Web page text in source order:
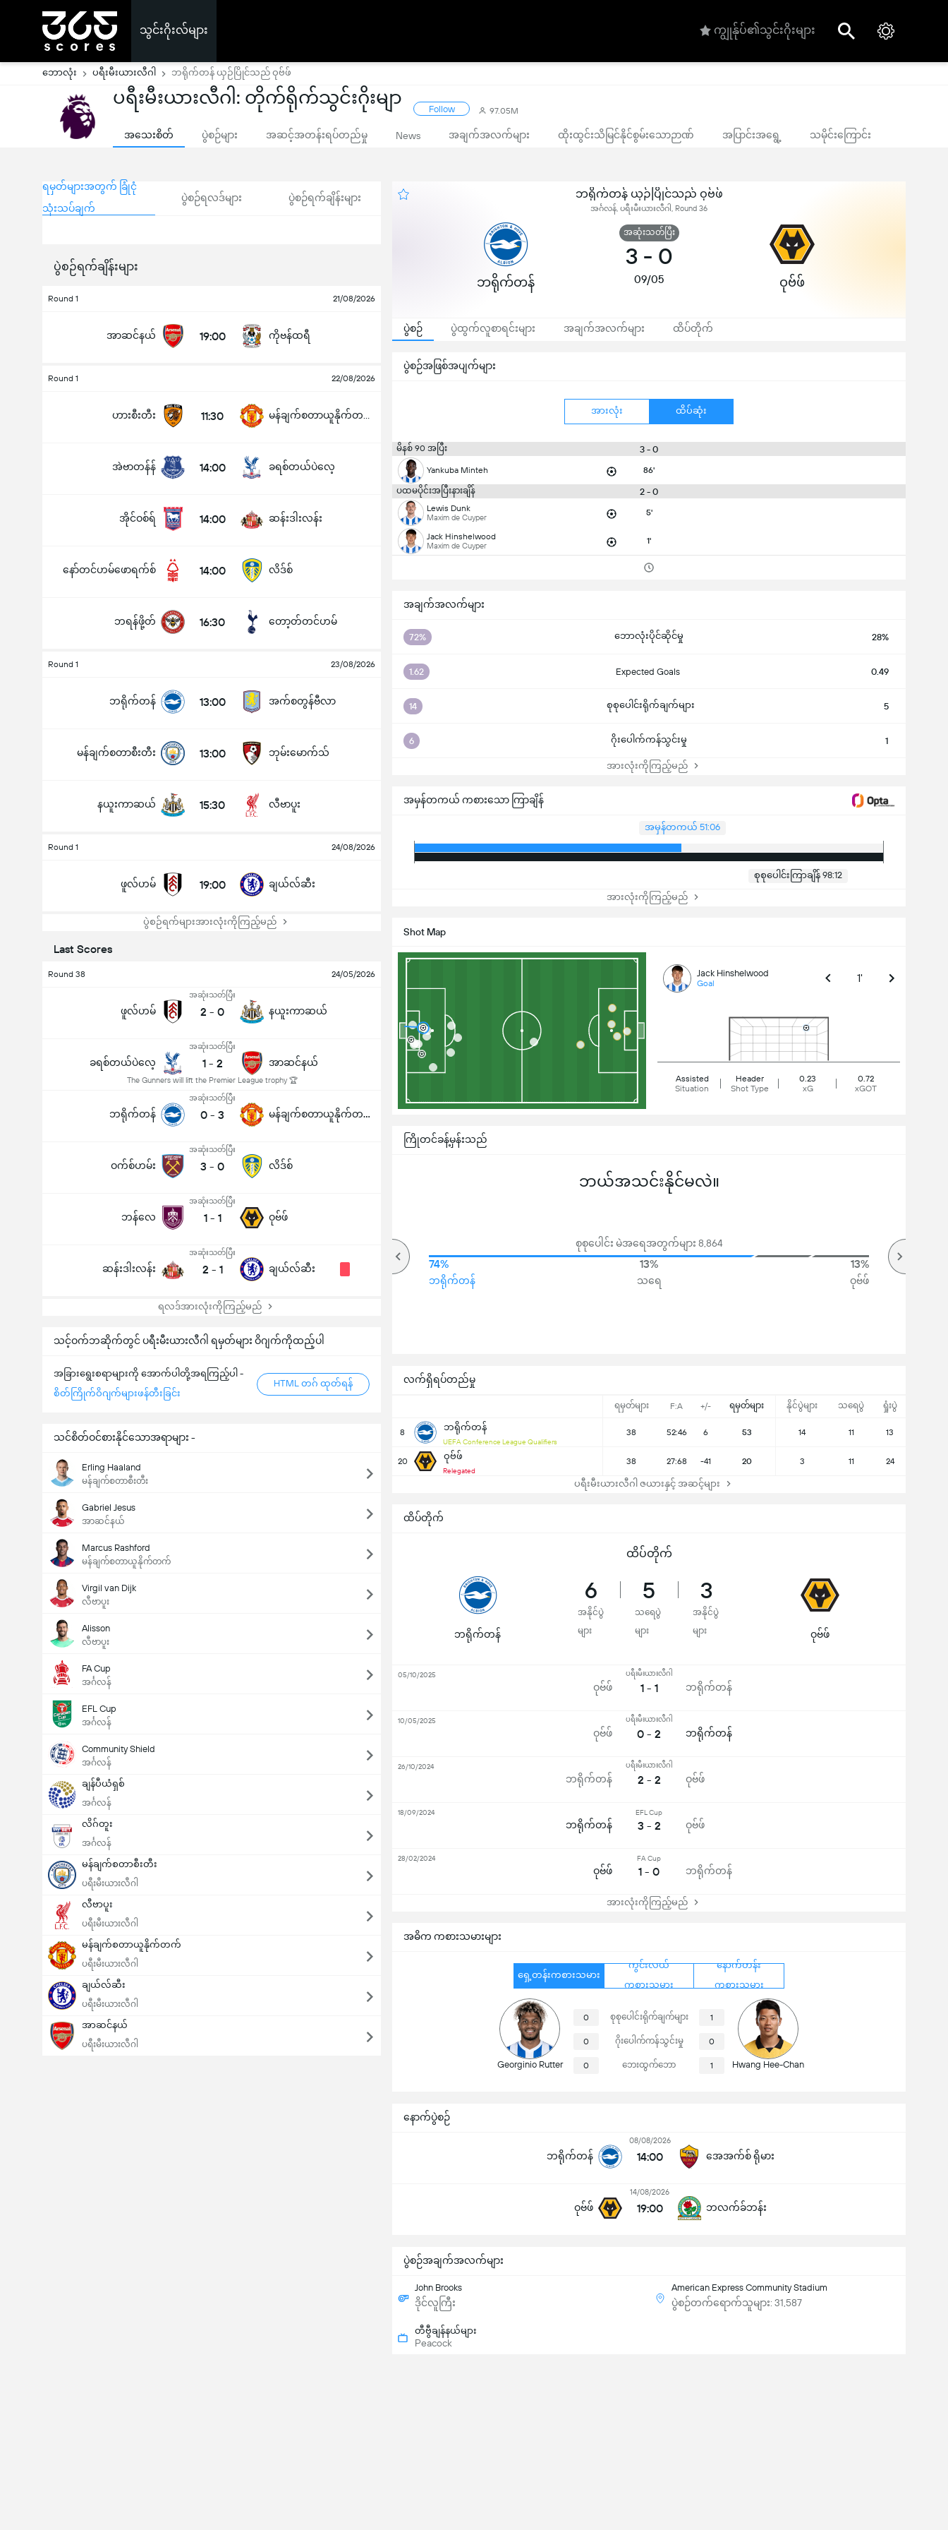
သွင်းဂိုးလ်များ ကျွုန်ုပ်၏သွင်းဂိုးများ
ဘောလုံး ပရီးမီးယားလီဂါ ဘရိုက်တန် ယှဉ်ပြိုင်သည် ဝုဗ်ဖ်
ပရီးမီးယားလီဂါ: တိုက်ရိုက်သွင်းဂိုးမျာ
Follow 97.05M
အသေးစိတ် ပွဲစဉ်များ အဆင့်အတန်းရပ်တည်မှု News အချက်အလက်များ ထိုးထွင်းသိမြင်နိုင်စွမ်းသောဉာဏ် အပြာင်းအရွေ့ သမိုင်းကြောင်း
ရမှတ်များအတွက် ခြုံငုံ
သုံးသပ်ချက်
ပွဲစဉ်ရလဒ်များ ပွဲစဉ်ရက်ချိန်းများ
ပွဲစဉ်ရက်ချိန်းများ
Round 1 21/08/2026
အာဆင်နယ် 19:00 ကိုဗန်ထရီ
Round 1 22/08/2026
ဟားစီးတီး 11:30
အဲဗာတန်န် 14:00 ခရစ်တယ်ပဲလေ့
အိုင်ဝစ်ရ် 14:00 ဆန်းဒါးလန်း
နော်တင်ဟမ်ဖောရက်စ် 14:00 လိဒ်စ်
ဘရန်ဖို့တ် 16:30 တော့တ်တင်ဟမ်
Round 1 23/08/2026
ဘရိုက်တန် 13:00 အက်စတွန်ဗီလာ
မန်ချက်စတာစီးတီး 13:00 ဘုမ်းမောက်သ်
နယူးကာဆယ် 15:30 လီဗာပူး
Round 1 24/08/2026
ဖူလ်ဟမ် 19:00 ချယ်လ်ဆီး
ပွဲစဉ်ရက်များအားလုံးကိုကြည့်မည်
Last Scores
Round 38 24/05/2026
ဖူလ်ဟမ်
အဆုံးသတ်ပြီး
2 - 0 နယူးကာဆယ်
ခရစ်တယ်ပဲလေ့
အဆုံးသတ်ပြီး
1 - 2
The Gunners will lift the Premier League trophy 🏆
အာဆင်နယ်
ဘရိုက်တန်
အဆုံးသတ်ပြီး
0 - 3 မန်ချက်စတာယူနိုက်တက်
ဝက်စ်ဟမ်း
အဆုံးသတ်ပြီး
3 - 0 လိဒ်စ်
ဘန်လေ
အဆုံးသတ်ပြီး
1 - 1 ဝုဗ်ဖ်
ဆန်းဒါးလန်း
အဆုံးသတ်ပြီး
2 - 1 ချယ်လ်ဆီး
ရလဒ်အားလုံးကိုကြည့်မည်
သင့်ဝက်ဘဆိုက်တွင် ပရီးမီးယားလီဂါ ရမှတ်များ ဝိဂျက်ကိုထည့်ပါ
အခြားရွေးစရာများကို အောက်ပါတို့အရကြည့်ပါ -
စိတ်ကြိုက်ဝိဂျက်များဖန်တီးခြင်း
HTML တဂ် ထုတ်ရန်
သင်စိတ်ဝင်စားနိုင်သောအရာများ -
Erling Haaland
မန်ချက်စတာစီးတီး
Gabriel Jesus
အာဆင်နယ်
Marcus Rashford
မန်ချက်စတာယူနိုက်တက်
Virgil van Dijk
လီဗာပူး
Alisson
လီဗာပူး
FA Cup
အင်္ဂလန်
EFL Cup
အင်္ဂလန်
Community Shield
အင်္ဂလန်
ချန်ပီယံရှစ်
အင်္ဂလန်
လိဂ်တူး
အင်္ဂလန်
မန်ချက်စတာစီးတီး
ပရီးမီးယားလီဂါ
လီဗာပူး
ပရီးမီးယားလီဂါ
မန်ချက်စတာယူနိုက်တက်
ပရီးမီးယားလီဂါ
ချယ်လ်ဆီး
ပရီးမီးယားလီဂါ
အာဆင်နယ်
ပရီးမီးယားလီဂါ
ဘရိုက်တန် ယှဉ်ပြိုင်သည် ဝုဗ်ဖ်
အင်္ဂလန်, ပရီးမီးယားလီဂါ, Round 36
ဘရိုက်တန်
အဆုံးသတ်ပြီး
3 - 0
09/05 ဝုဗ်ဖ်
ပွဲစဉ် ပွဲထွက်လူစာရင်းများ အချက်အလက်များ ထိပ်တိုက်
ပွဲစဉ်အဖြစ်အပျက်များ
အားလုံး ထိပ်ဆုံး
မိနစ် 90 အပြီး 3 - 0
Yankuba Minteh 86'
ပထမပိုင်းအပြီးနားချိန် 2 - 0
Lewis Dunk
Maxim de Cuyper 5'
Jack Hinshelwood
Maxim de Cuyper 1'
နောက်ပွဲစဉ်
ဘရိုက်တန်
08/08/2026
14:00 အေအက်စ် ရိုမား
ဝုဗ်ဖ်
14/08/2026
19:00 ဘလက်ခ်ဘန်း
အဓိက ကစားသမားများ
ရှေ့တန်းကစားသမား
ကွင်းလယ်
ကစားသမား
နောက်တန်း
ကစားသမား
Georginio Rutter
0 စုစုပေါင်းရိုက်ချက်များ 1
0 ဂိုးပေါက်ကန်သွင်းမှု 0
0 ဘေးထွက်ဘော 1 Hwang Hee-Chan
အချက်အလက်များ
72% ဘောလုံးပိုင်ဆိုင်မှု 28%
1.62 Expected Goals 0.49
14 စုစုပေါင်းရိုက်ချက်များ 5
6 ဂိုးပေါက်ကန်သွင်းမှု 1
အားလုံးကိုကြည့်မည်
အမှန်တကယ် ကစားသော ကြာချိန်
အမှန်တကယ် 51:06
စုစုပေါင်းကြာချိန် 98:12
အားလုံးကိုကြည့်မည်
Shot Map
Jack Hinshelwood
Goal 1'
Assisted
Situation
Header
Shot Type
0.23
xG
0.72
xGOT
ပွဲစဉ်အချက်အလက်များ
John Brooks
ဒိုင်လူကြီး
American Express Community Stadium
ပွဲစဉ်တက်ရောက်သူများ: 31,587
တီဗွီချန်နယ်များ
Peacock
လက်ရှိရပ်တည်မှု
ရမှတ်များ F:A +/- ရမှတ်များ နိုင်ပွဲများ သရေပွဲ ရှုံးပွဲ
8 ဘရိုက်တန်
UEFA Conference League Qualifiers
38 52:46 6 53 14 11 13
20 ဝုဗ်ဖ်
Relegated
38 27:68 -41 20 3 11 24
ပရီးမီးယားလီဂါ ဇယားနှင့် အဆင့်များ
ကြိုတင်ခန့်မှန်းသည်
ဘယ်အသင်းနိုင်မလဲ။
စုစုပေါင်း မဲအရေအတွက်များ 8,864
74%
ဘရိုက်တန်
13%
သရေ
13%
ဝုဗ်ဖ်
ပြိုင်ပွဲအတွင်း ဂိုးစုစုပေါင်း (2.5)
79%
ထိပ်တိုက်
ထိပ်တိုက်
ဘရိုက်တန်
6
အနိုင်ပွဲ
များ
5
သရေပွဲ
များ
3
အနိုင်ပွဲ
များ
ဝုဗ်ဖ်
ဝုဗ်ဖ်
ပရီးမီးယားလီဂါ
1 - 1 ဘရိုက်တန်
05/10/2025
ဝုဗ်ဖ်
ပရီးမီးယားလီဂါ
0 - 2 ဘရိုက်တန်
10/05/2025
ဘရိုက်တန်
ပရီးမီးယားလီဂါ
2 - 2 ဝုဗ်ဖ်
26/10/2024
ဘရိုက်တန်
EFL Cup
3 - 2 ဝုဗ်ဖ်
18/09/2024
ဝုဗ်ဖ်
FA Cup
1 - 0 ဘရိုက်တန်
28/02/2024
အားလုံးကိုကြည့်မည်